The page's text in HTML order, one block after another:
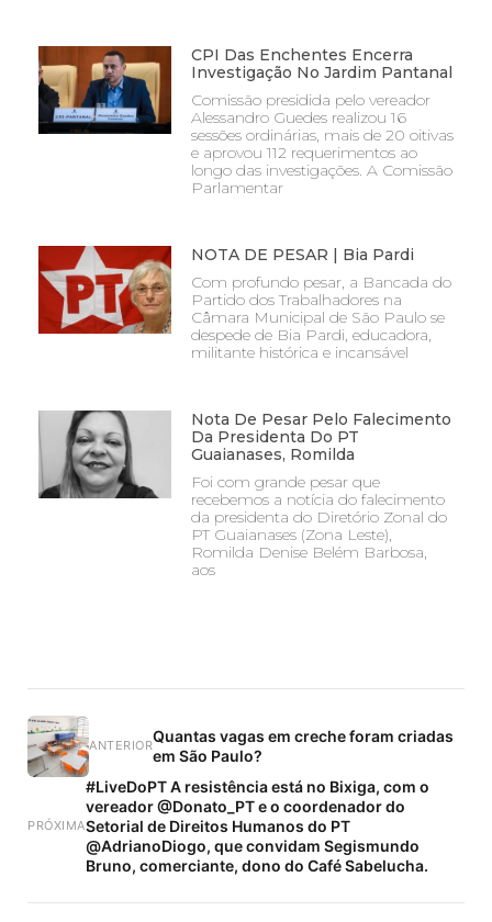
CPI Das Enchentes Encerra
Investigação No Jardim Pantanal
Comissão presidida pelo vereador
Alessandro Guedes realizou 16
sessões ordinárias, mais de 20 oitivas
e aprovou 112 requerimentos ao
longo das investigações. A Comissão
Parlamentar
NOTA DE PESAR | Bia Pardi
Com profundo pesar, a Bancada do
Partido dos Trabalhadores na
Câmara Municipal de São Paulo se
despede de Bia Pardi, educadora,
militante histórica e incansável
Nota De Pesar Pelo Falecimento
Da Presidenta Do PT
Guaianases, Romilda
Foi com grande pesar que
recebemos a notícia do falecimento
da presidenta do Diretório Zonal do
PT Guaianases (Zona Leste),
Romilda Denise Belém Barbosa,
aos
ANTERIORQuantas vagas em creche foram criadas
em São Paulo?
PRÓXIMA
#LiveDoPT A resistência está no Bixiga, com o
vereador @Donato_PT e o coordenador do
Setorial de Direitos Humanos do PT
@AdrianoDiogo, que convidam Segismundo
Bruno, comerciante, dono do Café Sabelucha.